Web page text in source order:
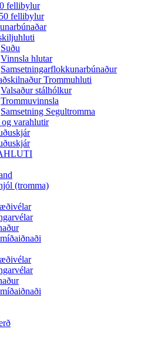
fellibylur
fellibylur
Suðu
Vinnsla hlutar
Samsetningarflokkunarbúnaður
Trommuhluti
Valsaður stálhólkur
Trommuvinnsla
Samsetning Segultromma
varahlutir
(tromma)